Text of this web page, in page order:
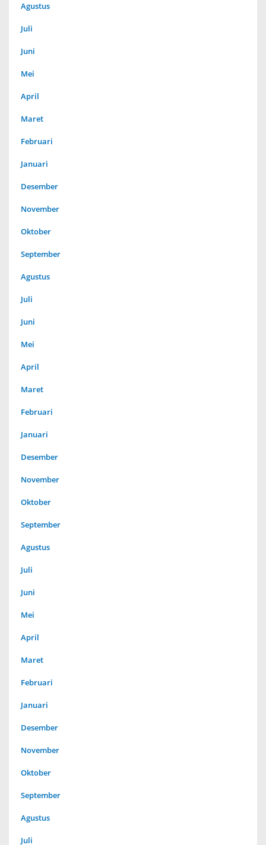
Agustus
Juli
Juni
Mei
April
Maret
Februari
Januari
Desember
November
Oktober
September
Agustus
Juli
Juni
Mei
April
Maret
Februari
Januari
Desember
November
Oktober
September
Agustus
Juli
Juni
Mei
April
Maret
Februari
Januari
Desember
November
Oktober
September
Agustus
Juli